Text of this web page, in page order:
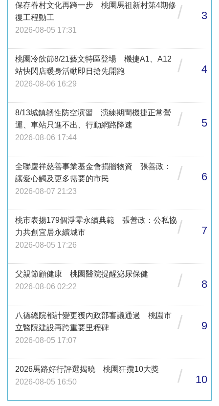
保存眷村文化再跨一步 桃園馬祖新村第4期修
復工程動工
2026-08-05 17:31
/ 3
桃園冷飲節8/21藝文特區登場 機捷A1、A12
站快閃店暖身活動即日搶先開跑
2026-08-06 16:29
/ 4
8/13城鎮韌性防空演習 演練期間機捷正常營
運、車站只進不出、行動網路降速
2026-08-06 17:44
/ 5
全聯慶祥慈善事業基金會捐贈物資 張善政：
讓愛心觸及更多需要的市民
2026-08-07 21:23
/ 6
桃市表揚179個淨零永續典範 張善政：公私協
力共創宜居永續城市
2026-08-05 17:26
/ 7
父親節顧健康 桃園醫院提醒泌尿保健
2026-08-06 02:22
/ 8
八德總院都計變更獲內政部審議通過 桃園市
立醫院建設再跨重要里程碑
2026-08-05 17:07
/ 9
2026馬路好行評選揭曉 桃園狂攬10大獎
2026-08-05 16:50
/ 10